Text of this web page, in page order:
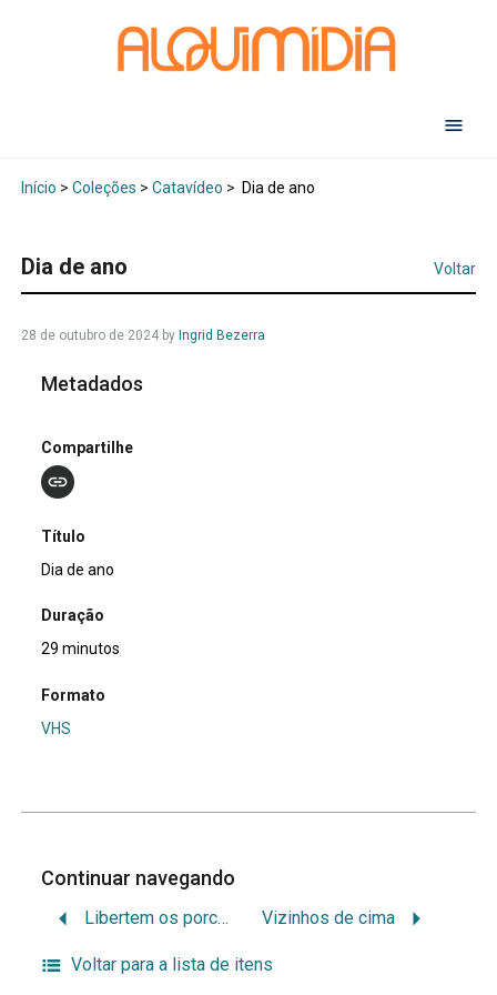
Início > Coleções > Catavídeo > Dia de ano
Dia de ano Voltar
28 de outubro de 2024by Ingrid Bezerra
Metadados
Compartilhe
Título
Dia de ano
Duração
29 minutos
Formato
VHS
Continuar navegando
Libertem os porcos Vizinhos de cima
Voltar para a lista de itens